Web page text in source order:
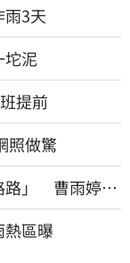
3天
坨泥
提前
照做驚
路」 曹雨婷45
區曝